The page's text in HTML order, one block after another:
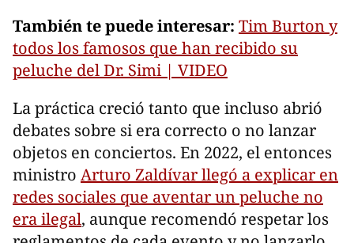
También te puede interesar: Tim Burton y
todos los famosos que han recibido su
peluche del Dr. Simi | VIDEO
La práctica creció tanto que incluso abrió
debates sobre si era correcto o no lanzar
objetos en conciertos. En 2022, el entonces
ministro Arturo Zaldívar llegó a explicar en
redes sociales que aventar un peluche no
era ilegal, aunque recomendó respetar los